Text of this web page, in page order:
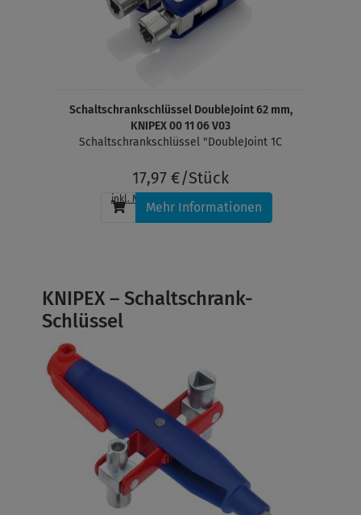
Schaltschrankschlüssel DoubleJoint 62 mm,
KNIPEX 00 11 06 V03
Schaltschrankschlüssel "DoubleJoint 1C
17,97 €/Stück
inkl. MwSt. , zzgl. Versandkosten
Mehr Informationen
KNIPEX – Schaltschrank-
Schlüssel